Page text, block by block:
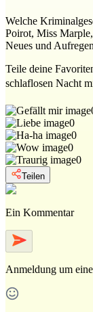
Welche
Poirot, Miss
Neues und
Teile deine
schlaflosen Nacht
0
0
0
0
Teilen
Ein Kommentar
Anmeldung um